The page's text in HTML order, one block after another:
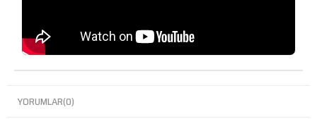
YORUMLAR(0)